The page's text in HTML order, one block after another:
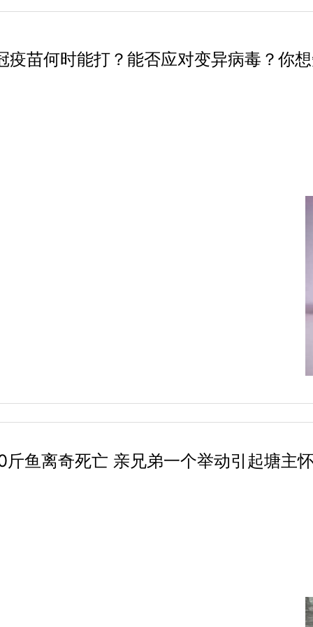
疫苗何时能打？能否应对变异病毒？你
斤鱼离奇死亡 亲兄弟一个举动引起塘主